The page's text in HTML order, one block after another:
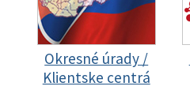
Okresné úrady /
Klientske centrá